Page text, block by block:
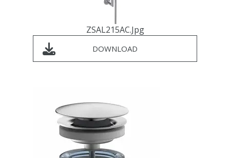
ZSAL215AC.jpg
DOWNLOAD